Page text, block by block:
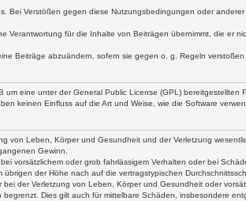
Bei Verstößen gegen diese Nutzungsbedingungen oder
Verantwortung für die Inhalte von Beiträgen übernimmt, die
Beiträge abzuändern, sofern sie gegen o. g. Regeln
um eine unter der General Public License (GPL)
keinen Einfluss auf die Art und Weise, wie die Software
von Leben, Körper und Gesundheit und der Verletzung
Gewinn.
vorsätzlichem oder grob fahrlässigem Verhalten oder bei
der Höhe nach auf die vertragstypischen
der Verletzung von Leben, Körper und Gesundheit oder
Dies gilt auch für mittelbare Schäden, insbesondere